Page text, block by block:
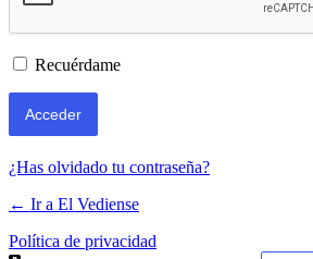
Recuérdame
¿Has olvidado tu contraseña?
← Ir a El Vediense
Política de privacidad